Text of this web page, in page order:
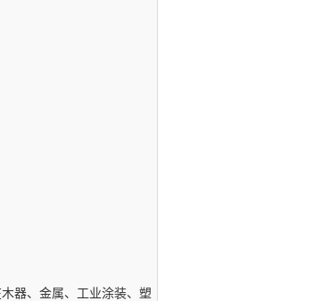
器、金属、工业涂装、塑